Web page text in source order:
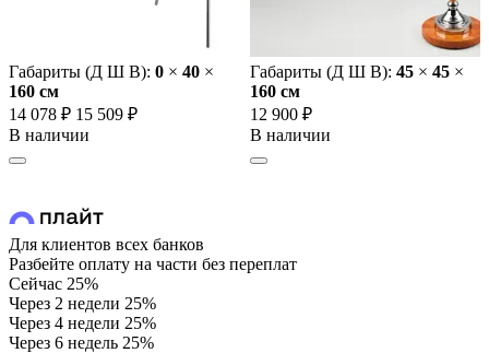
Габариты (Д Ш В): 0 × 40 ×
160 cм
14 078 ₽ 15 509 ₽
В наличии
Габариты (Д Ш В): 45 × 45 ×
160 cм
12 900 ₽
В наличии
Для клиентов всех банков
Разбейте оплату на части без переплат
Сейчас 25%
Через 2 недели 25%
Через 4 недели 25%
Через 6 недель 25%